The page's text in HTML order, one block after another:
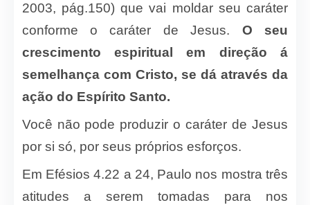
2003, pág.150) que vai moldar seu caráter
conforme o caráter de Jesus. O seu
crescimento espiritual em direção á
semelhança com Cristo, se dá através da
ação do Espírito Santo.
Você não pode produzir o caráter de Jesus
por si só, por seus próprios esforços.
Em Efésios 4.22 a 24, Paulo nos mostra três
atitudes a serem tomadas para nos